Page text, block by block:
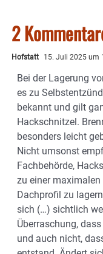
2
Hofstatt 15. Juli 2025 um
Bei der Lagerung
es zu
bekannt und gilt
Hackschnitzel.
besonders leicht
Nicht umsonst
Fachbehörde,
zu einer
Dachprofil zu
sich (…) sichtlich
Überraschung,
und auch nicht,